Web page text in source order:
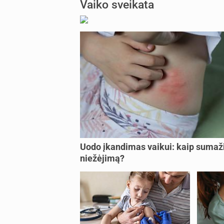
Vaiko sveikata
Uodo įkandimas vaikui: kaip
niežėjimą?